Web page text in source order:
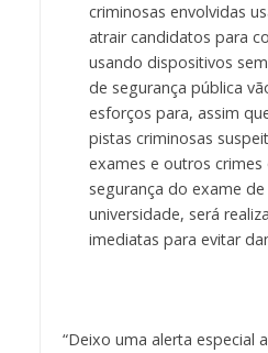
criminosas envolvidas
atrair candidatos para
usando dispositivos
de segurança pública
esforços para, assim
pistas criminosas
exames e outros
segurança do exame
universidade, será
imediatas para evitar
“Deixo uma alerta especial